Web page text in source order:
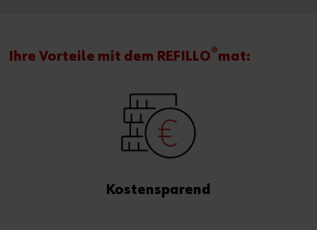
Ihre Vorteile mit dem REFILLO®mat:
Kostensparend